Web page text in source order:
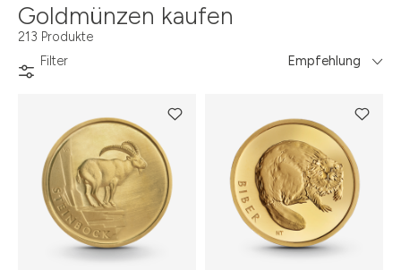
Goldmünzen kaufen
213 Produkte
Filter
Empfehlung